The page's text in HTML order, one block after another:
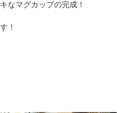
なマグカップの完成！
！